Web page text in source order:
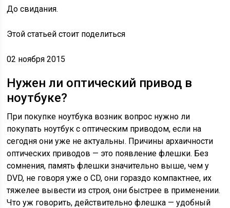
До свидания.
Этой статьей стоит поделиться
02 ноября 2015
Нужен ли оптический привод в
ноутбуке?
При покупке ноутбука возник вопрос нужно ли
покупать ноутбук с оптическим приводом, если на
сегодня они уже не актуальны. Причины архаичности
оптических приводов — это появление флешки. Без
сомнения, память флешки значительно выше, чем у
DVD, не говоря уже о CD, они гораздо компактнее, их
тяжелее вывести из строя, они быстрее в применении.
Что уж говорить, действительно флешка — удобный